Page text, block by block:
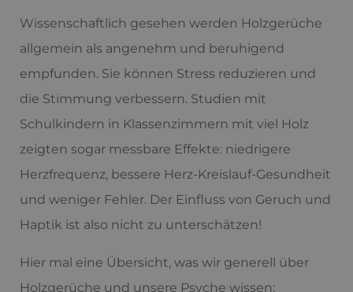
Wissenschaftlich gesehen werden Holzgerüche
allgemein als angenehm und beruhigend
empfunden. Sie können Stress reduzieren und
die Stimmung verbessern. Studien mit
Schulkindern in Klassenzimmern mit viel Holz
zeigten sogar messbare Effekte: niedrigere
Herzfrequenz, bessere Herz-Kreislauf-Gesundheit
und weniger Fehler. Der Einfluss von Geruch und
Haptik ist also nicht zu unterschätzen!
Hier mal eine Übersicht, was wir generell über
Holzgerüche und unsere Psyche wissen: